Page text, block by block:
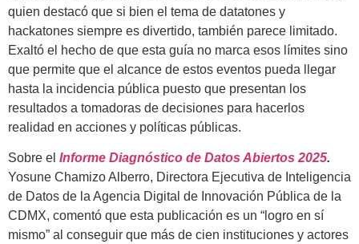
quien destacó que si bien el tema de datatones y
hackatones siempre es divertido, también parece limitado.
Exaltó el hecho de que esta guía no marca esos límites sino
que permite que el alcance de estos eventos pueda llegar
hasta la incidencia pública puesto que presentan los
resultados a tomadoras de decisiones para hacerlos
realidad en acciones y políticas públicas.
Sobre el Informe Diagnóstico de Datos Abiertos 2025.
Yosune Chamizo Alberro, Directora Ejecutiva de Inteligencia
de Datos de la Agencia Digital de Innovación Pública de la
CDMX, comentó que esta publicación es un “logro en sí
mismo” al conseguir que más de cien instituciones y actores